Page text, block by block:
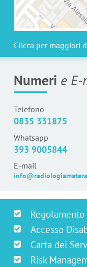
Clicca per maggiori
Numeri e
Telefono
0835 331875
Whatsapp
393 9005844
E-mail
Accesso
Carta dei
Risk